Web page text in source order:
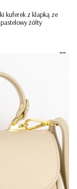
kuferek z klapką ze
żółty